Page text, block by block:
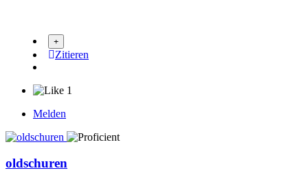
Zitieren
1
Melden
oldschuren